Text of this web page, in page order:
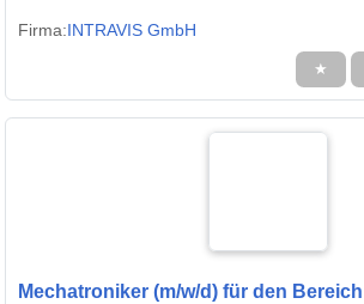
Firma:INTRAVIS GmbH
★
Mechatroniker (m/w/d) für den